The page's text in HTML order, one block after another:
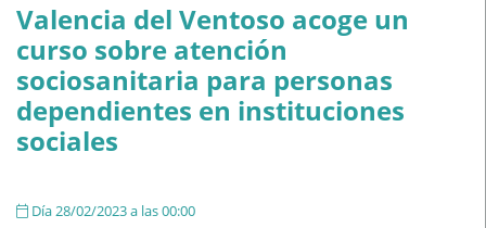
Valencia del Ventoso acoge un
curso sobre atención
sociosanitaria para personas
dependientes en instituciones
sociales
Día 28/02/2023 a las 00:00